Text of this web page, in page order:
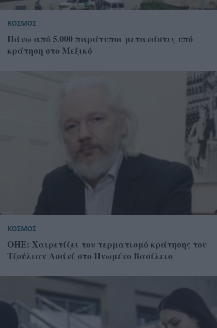
ΚΟΣΜΟΣ
Πάνω από 5.000 παράτυποι μετανάστες υπό
κράτηση στο Μεξικό
ΚΟΣΜΟΣ
ΟΗΕ: Χαιρετίζει τον τερματισμό κράτησης του
Τζούλιαν Ασάνζ στο Ηνωμένο Βασίλειο